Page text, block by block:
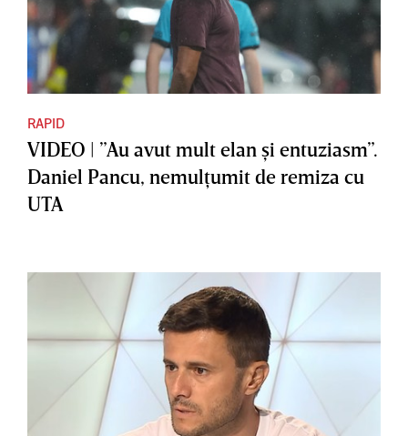
RAPID
VIDEO | ”Au avut mult elan şi entuziasm”.
Daniel Pancu, nemulţumit de remiza cu
UTA